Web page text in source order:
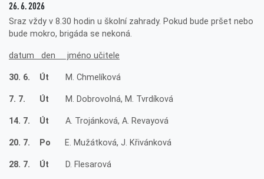
26. 6. 2026
Sraz vždy v 8.30 hodin u školní zahrady. Pokud bude pršet nebo
bude mokro, brigáda se nekoná.
datum den jméno učitele
30. 6. Út M. Chmelíková
7. 7. Út M. Dobrovolná, M. Tvrdíková
14. 7. Út A. Trojánková, A. Revayová
20. 7. Po E. Mužátková, J. Křivánková
28. 7. Út D. Flesarová